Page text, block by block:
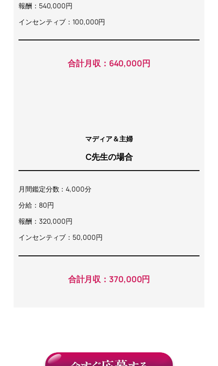
報酬：540,000円
インセンティブ：100,000円
合計月収：640,000円
マディア＆主婦
C先生の場合
月間鑑定分数：4,000分
分給：80円
報酬：320,000円
インセンティブ：50,000円
合計月収：370,000円